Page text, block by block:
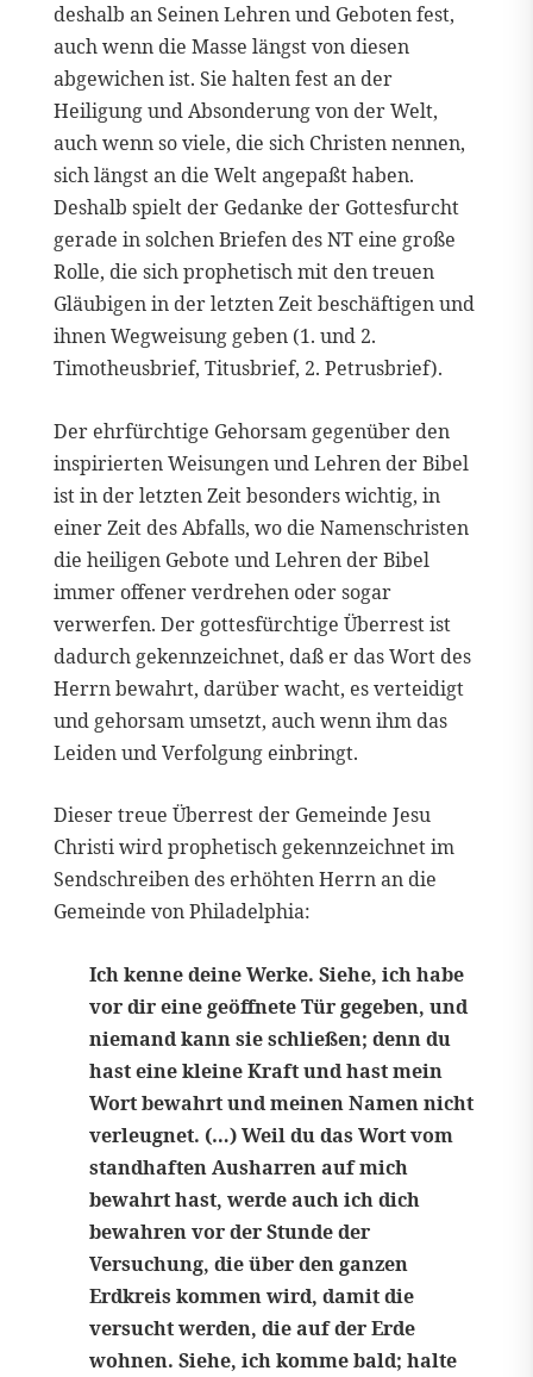
deshalb an Seinen Lehren und Geboten fest,
auch wenn die Masse längst von diesen
abgewichen ist. Sie halten fest an der
Heiligung und Absonderung von der Welt,
auch wenn so viele, die sich Christen nennen,
sich längst an die Welt angepaßt haben.
Deshalb spielt der Gedanke der Gottesfurcht
gerade in solchen Briefen des NT eine große
Rolle, die sich prophetisch mit den treuen
Gläubigen in der letzten Zeit beschäftigen und
ihnen Wegweisung geben (1. und 2.
Timotheusbrief, Titusbrief, 2. Petrusbrief).
Der ehrfürchtige Gehorsam gegenüber den
inspirierten Weisungen und Lehren der Bibel
ist in der letzten Zeit besonders wichtig, in
einer Zeit des Abfalls, wo die Namenschristen
die heiligen Gebote und Lehren der Bibel
immer offener verdrehen oder sogar
verwerfen. Der gottesfürchtige Überrest ist
dadurch gekennzeichnet, daß er das Wort des
Herrn bewahrt, darüber wacht, es verteidigt
und gehorsam umsetzt, auch wenn ihm das
Leiden und Verfolgung einbringt.
Dieser treue Überrest der Gemeinde Jesu
Christi wird prophetisch gekennzeichnet im
Sendschreiben des erhöhten Herrn an die
Gemeinde von Philadelphia:
Ich kenne deine Werke. Siehe, ich habe
vor dir eine geöffnete Tür gegeben, und
niemand kann sie schließen; denn du
hast eine kleine Kraft und hast mein
Wort bewahrt und meinen Namen nicht
verleugnet. (…) Weil du das Wort vom
standhaften Ausharren auf mich
bewahrt hast, werde auch ich dich
bewahren vor der Stunde der
Versuchung, die über den ganzen
Erdkreis kommen wird, damit die
versucht werden, die auf der Erde
wohnen. Siehe, ich komme bald; halte